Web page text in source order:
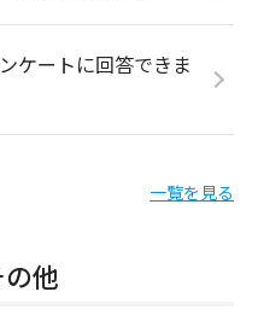
ケートに回答できま
一覧を見る
他